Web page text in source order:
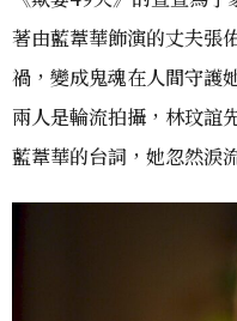
著由藍葦華飾演的丈夫張
禍，變成鬼魂在人間守護
兩人是輪流拍攝，林玟誼
藍葦華的台詞，她忽然淚